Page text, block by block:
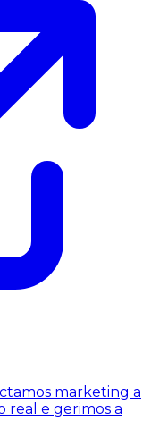
marketing a
real e gerimos a